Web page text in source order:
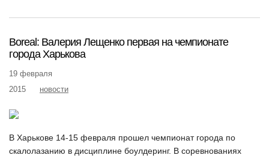
Boreal: Валерия Лещенко первая на чемпионате
города Харькова
19 февраля
2015
новости
В Харькове 14-15 февраля прошел чемпионат города по
скалолазанию в дисциплине боулдеринг. В соревнованиях